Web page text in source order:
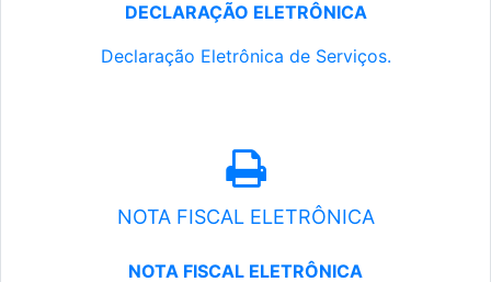
DECLARAÇÃO ELETRÔNICA
Declaração Eletrônica de Serviços.
NOTA FISCAL ELETRÔNICA
NOTA FISCAL ELETRÔNICA